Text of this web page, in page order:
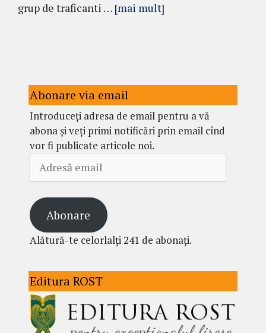
grup de traficanti … [mai mult]
Abonare via email
Introduceți adresa de email pentru a vă
abona și veți primi notificări prin email cînd
vor fi publicate articole noi.
email
Abonare
Alătură-te celorlalți 241 de abonați.
Editura ROST